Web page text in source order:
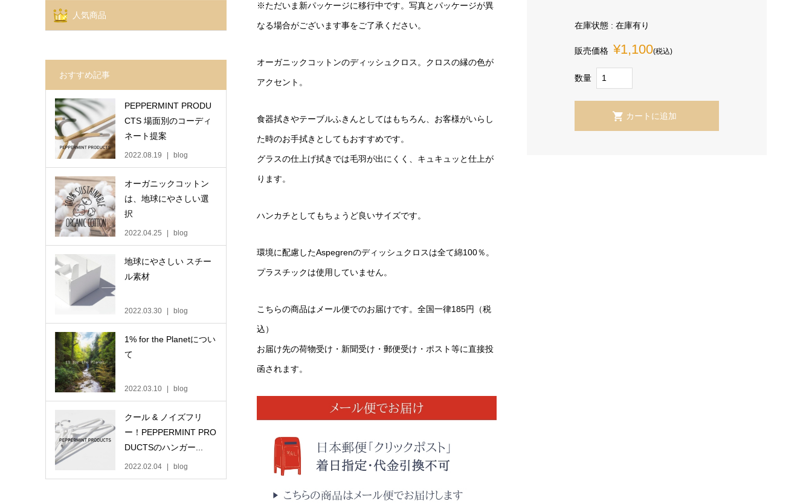
※ただいま新パッケージに移行中です。写真とパッケージが異
なる場合がございます事をご了承ください。
オーガニックコットンのディッシュクロス。クロスの縁の色が
アクセント。
食器拭きやテーブルふきんとしてはもちろん、お客様がいらし
た時のお手拭きとしてもおすすめです。
グラスの仕上げ拭きでは毛羽が出にくく、キュキュッと仕上が
ります。
ハンカチとしてもちょうど良いサイズです。
環境に配慮したAspegrenのディッシュクロスは全て綿100％。
プラスチックは使用していません。
こちらの商品はメール便でのお届けです。全国一律185円（税
込）
お届け先の荷物受け・新聞受け・郵便受け・ポスト等に直接投
函されます。
在庫状態 : 在庫有り
販売価格 ¥1,100(税込)
数量
人気商品
おすすめ記事
PEPPERMINT PRODU
CTS 場面別のコーディ
ネート提案
2022.08.19 blog
オーガニックコットン
は、地球にやさしい選
択
2022.04.25 blog
地球にやさしい スチー
ル素材
2022.03.30 blog
1% for the Planetについ
て
2022.03.10 blog
クール & ノイズフリ
ー！PEPPERMINT PRO
DUCTSのハンガー...
2022.02.04 blog